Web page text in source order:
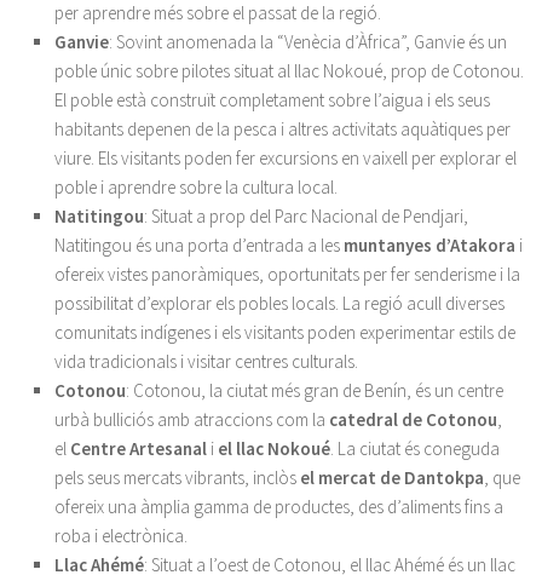
per aprendre més sobre el passat de la regió.
Ganvie: Sovint anomenada la “Venècia d’Àfrica”, Ganvie és un
poble únic sobre pilotes situat al llac Nokoué, prop de Cotonou.
El poble està construït completament sobre l’aigua i els seus
habitants depenen de la pesca i altres activitats aquàtiques per
viure. Els visitants poden fer excursions en vaixell per explorar el
poble i aprendre sobre la cultura local.
Natitingou: Situat a prop del Parc Nacional de Pendjari,
Natitingou és una porta d’entrada a les muntanyes d’Atakora i
ofereix vistes panoràmiques, oportunitats per fer senderisme i la
possibilitat d’explorar els pobles locals. La regió acull diverses
comunitats indígenes i els visitants poden experimentar estils de
vida tradicionals i visitar centres culturals.
Cotonou: Cotonou, la ciutat més gran de Benín, és un centre
urbà bulliciós amb atraccions com la catedral de Cotonou,
el Centre Artesanal i el llac Nokoué. La ciutat és coneguda
pels seus mercats vibrants, inclòs el mercat de Dantokpa, que
ofereix una àmplia gamma de productes, des d’aliments fins a
roba i electrònica.
Llac Ahémé: Situat a l’oest de Cotonou, el llac Ahémé és un llac